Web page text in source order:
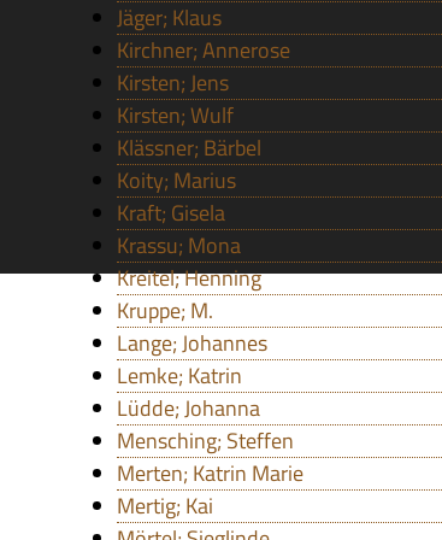
Jäger; Klaus
Kirchner; Annerose
Kirsten; Jens
Kirsten; Wulf
Klässner; Bärbel
Koity; Marius
Kraft; Gisela
Krassu; Mona
Kreitel; Henning
Kruppe; M.
Lange; Johannes
Lemke; Katrin
Lüdde; Johanna
Mensching; Steffen
Merten; Katrin Marie
Mertig; Kai